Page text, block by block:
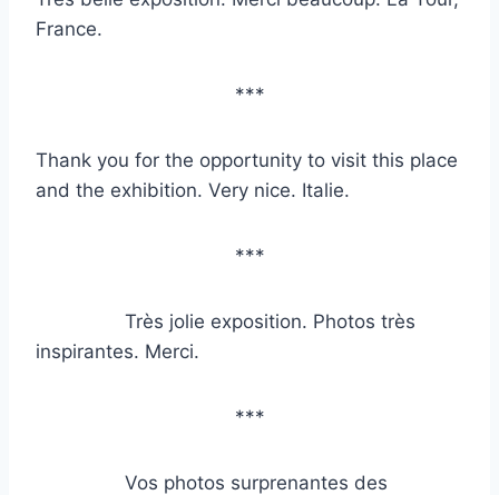
France.
***
Thank you for the opportunity to visit this place
and the exhibition. Very nice. Italie.
***
Très jolie exposition. Photos très
inspirantes. Merci.
***
Vos photos surprenantes des